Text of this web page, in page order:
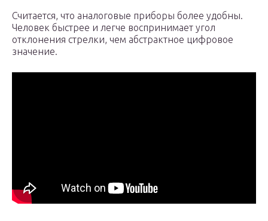
Считается, что аналоговые приборы более удобны.
Человек быстрее и легче воспринимает угол
отклонения стрелки, чем абстрактное цифровое
значение.